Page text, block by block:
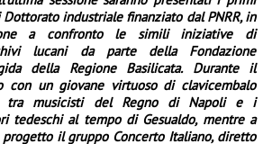
industriale finanziato dal PNRR, in
a confronto le simili iniziative di
lucani da parte della Fondazione
della Regione Basilicata. Durante il
con un giovane virtuoso di clavicembalo
tra musicisti del Regno di Napoli e i
tedeschi al tempo di Gesualdo, mentre a
il gruppo Concerto Italiano, diretto